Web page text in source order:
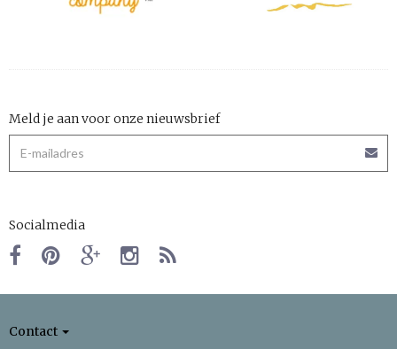
Meld je aan voor onze nieuwsbrief
Socialmedia
Contact